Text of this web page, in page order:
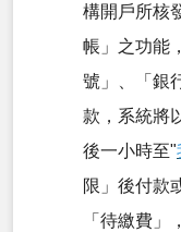
構開戶所核
帳」之功能
號」、「銀
款，系統將
後一小時至"
限」後付款
「待繳費